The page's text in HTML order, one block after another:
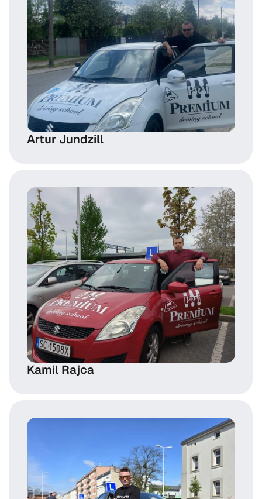
Artur Jundzill
Kamil Rajca